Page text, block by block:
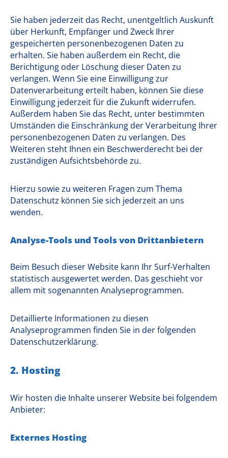
Sie haben jederzeit das Recht, unentgeltlich Auskunft
über Herkunft, Empfänger und Zweck Ihrer
gespeicherten personenbezogenen Daten zu
erhalten. Sie haben außerdem ein Recht, die
Berichtigung oder Löschung dieser Daten zu
verlangen. Wenn Sie eine Einwilligung zur
Datenverarbeitung erteilt haben, können Sie diese
Einwilligung jederzeit für die Zukunft widerrufen.
Außerdem haben Sie das Recht, unter bestimmten
Umständen die Einschränkung der Verarbeitung Ihrer
personenbezogenen Daten zu verlangen. Des
Weiteren steht Ihnen ein Beschwerderecht bei der
zuständigen Aufsichtsbehörde zu.
Hierzu sowie zu weiteren Fragen zum Thema
Datenschutz können Sie sich jederzeit an uns
wenden.
Analyse-Tools und Tools von Dritt­anbietern
Beim Besuch dieser Website kann Ihr Surf-Verhalten
statistisch ausgewertet werden. Das geschieht vor
allem mit sogenannten Analyseprogrammen.
Detaillierte Informationen zu diesen
Analyseprogrammen finden Sie in der folgenden
Datenschutzerklärung.
2. Hosting
Wir hosten die Inhalte unserer Website bei folgendem
Anbieter:
Externes Hosting